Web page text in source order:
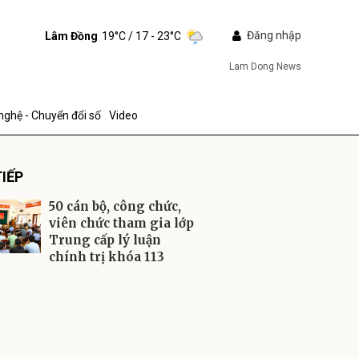
Lâm Đồng 19°C/ 17 - 23°C Đăng nhập
Lam Dong News
- Chuyển đổi số Video
50 cán bộ, công chức,
viên chức tham gia lớp
Trung cấp lý luận
chính trị khóa 113